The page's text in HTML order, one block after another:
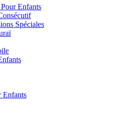
Enfants
Spéciales
Enfants